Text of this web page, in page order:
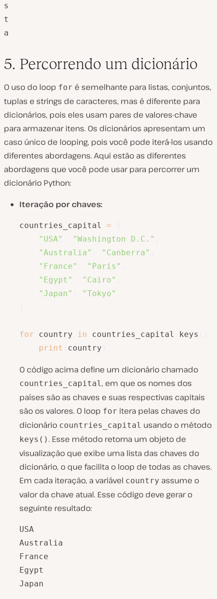
s
t
a
5. Percorrendo um dicionário
O uso do loop for é semelhante para listas, conjuntos,
tuplas e strings de caracteres, mas é diferente para
dicionários, pois eles usam pares de valores-chave
para armazenar itens. Os dicionários apresentam um
caso único de looping, pois você pode iterá-los usando
diferentes abordagens. Aqui estão as diferentes
abordagens que você pode usar para percorrer um
dicionário Python:
Iteração por chaves:
countries_capital =
"USA"
"Washington D.C."
"Australia"
"Canberra"
"France"
"Paris"
"Egypt"
"Cairo"
"Japan"
"Tokyo"
for country in countries_capital keys
print
country
O código acima define um dicionário chamado
countries_capital, em que os nomes dos
países são as chaves e suas respectivas capitais
são os valores. O loop for itera pelas chaves do
dicionário countries_capital usando o método
keys(). Esse método retorna um objeto de
visualização que exibe uma lista das chaves do
dicionário, o que facilita o loop de todas as chaves.
Em cada iteração, a variável country assume o
valor da chave atual. Esse código deve gerar o
seguinte resultado:
USA
Australia
France
Egypt
Japan